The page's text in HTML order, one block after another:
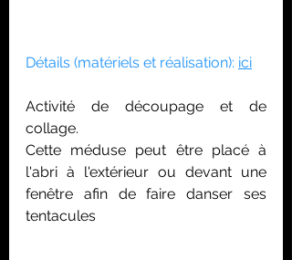
Détails (matériels et réalisation): ici
Activité de découpage et de
collage.
Cette méduse peut être placé à
l'abri à l'extérieur ou devant une
fenêtre afin de faire danser ses
tentacules